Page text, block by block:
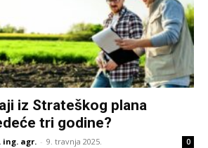
iz Strateškog plana
tri godine?
ing. agr. - 9. travnja 2025. 0